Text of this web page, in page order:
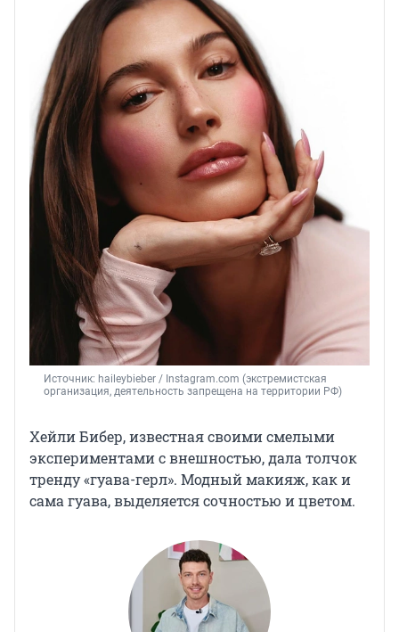
Источник: haileybieber / Instagram.com (экстремистская
организация, деятельность запрещена на территории РФ)
Хейли Бибер, известная своими смелыми
экспериментами с внешностью, дала толчок
тренду «гуава-герл». Модный макияж, как и
сама гуава, выделяется сочностью и цветом.